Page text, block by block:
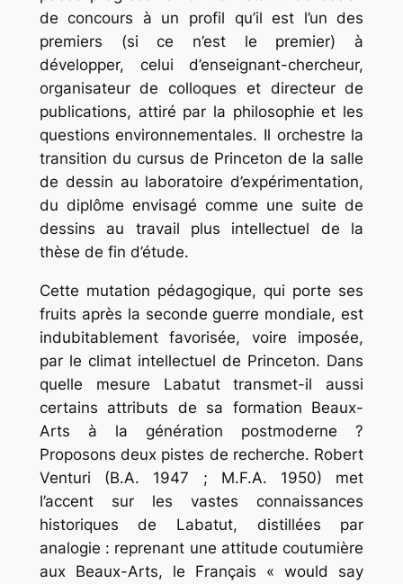
de concours à un profil qu’il est l’un des
premiers (si ce n’est le premier) à
développer, celui d’enseignant-chercheur,
organisateur de colloques et directeur de
publications, attiré par la philosophie et les
questions environnementales. Il orchestre la
transition du cursus de Princeton de la salle
de dessin au laboratoire d’expérimentation,
du diplôme envisagé comme une suite de
dessins au travail plus intellectuel de la
thèse de fin d’étude.
Cette mutation pédagogique, qui porte ses
fruits après la seconde guerre mondiale, est
indubitablement favorisée, voire imposée,
par le climat intellectuel de Princeton. Dans
quelle mesure Labatut transmet-il aussi
certains attributs de sa formation Beaux-
Arts à la génération postmoderne ?
Proposons deux pistes de recherche. Robert
Venturi (B.A. 1947 ; M.F.A. 1950) met
l’accent sur les vastes connaissances
historiques de Labatut, distillées par
analogie : reprenant une attitude coutumière
aux Beaux-Arts, le Français «would say